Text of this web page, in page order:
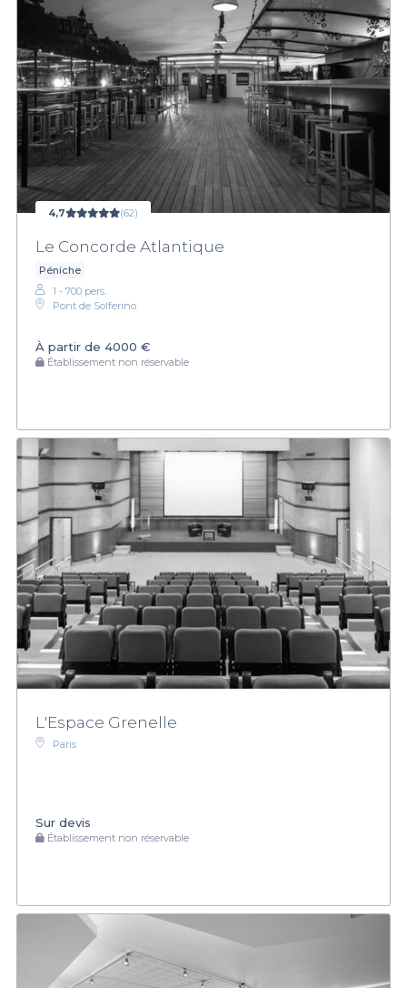
4,7 (62)
Le Concorde Atlantique
Péniche
1 - 700 pers.
Pont de Solferino
À partir de 4000 €
Établissement non réservable
L'Espace Grenelle
Paris
Sur devis
Établissement non réservable